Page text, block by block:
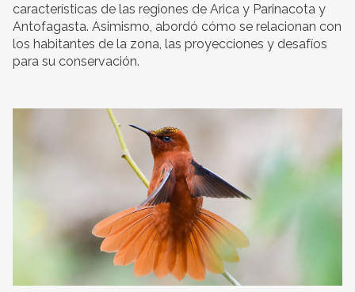
características de las regiones de Arica y Parinacota y
Antofagasta. Asimismo, abordó cómo se relacionan con
los habitantes de la zona, las proyecciones y desafíos
para su conservación.